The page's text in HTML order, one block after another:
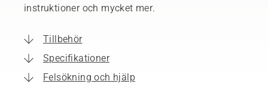
instruktioner och mycket mer.
Tillbehör
Specifikationer
Felsökning och hjälp